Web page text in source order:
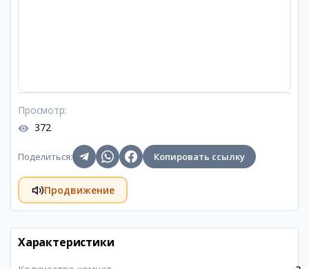
Просмотр:
372
Поделиться: Копировать ссылку
Продвижение
Характеристики